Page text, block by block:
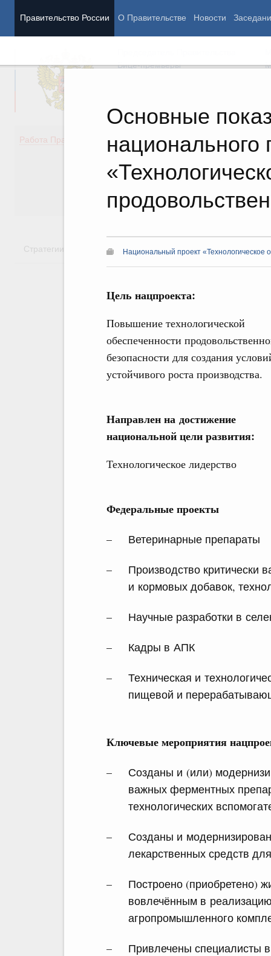
Правительство России О Правительстве Новости
Основные
национального
Национальный проект «Технологическое
Цель нацпроекта:
Повышение технологической
обеспеченности
безопасности для создания
устойчивого роста производства.
Направлен на достижение
национальной цели развития:
Технологическое лидерство
Федеральные проекты
Ветеринарные препараты
Производство
и кормовых добавок,
Научные разработки в
Кадры в АПК
Техническая и
пищевой и
Ключевые мероприятия
Созданы и (или)
важных ферментных
технологических
Созданы и
лекарственных средств
Построено (приобретено)
вовлечённым в
агропромышленного
Привлечены специалисты
Вице-премьеры
Работа Правительства
Демография
Здоровье
Культура
Государство
Стратегии Государственные программы